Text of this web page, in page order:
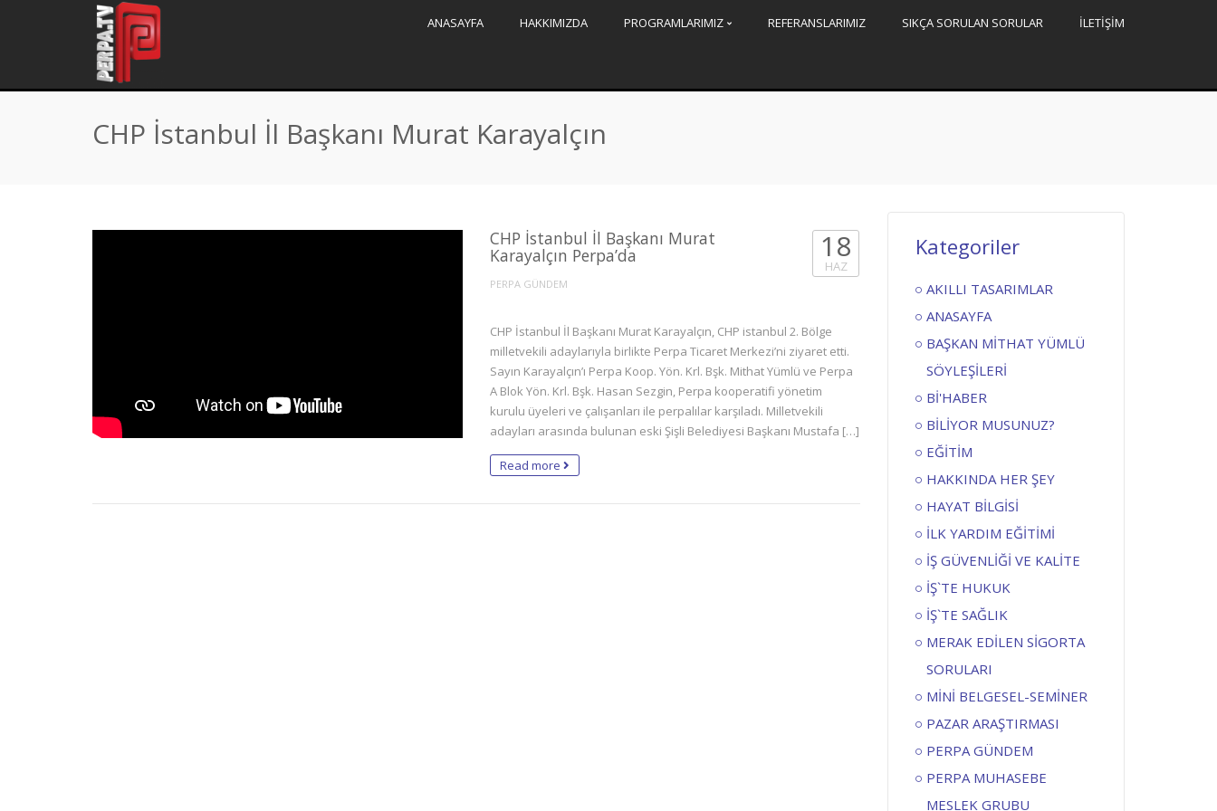
ANASAYFA HAKKIMIZDA PROGRAMLARIMIZ REFERANSLARIMIZ SIKÇA SORULAN SORULAR İLETİŞİM
Home
CHP İstanbul İl Başkanı Murat Karayalçın
CHP İstanbul İl Başkanı Murat
Karayalçın Perpa’da
PERPA GÜNDEM
18
HAZ
CHP İstanbul İl Başkanı Murat Karayalçın, CHP istanbul 2. Bölge
milletvekili adaylarıyla birlikte Perpa Ticaret Merkezi’ni ziyaret etti.
Sayın Karayalçın’ı Perpa Koop. Yön. Krl. Bşk. Mithat Yümlü ve Perpa
A Blok Yön. Krl. Bşk. Hasan Sezgin, Perpa kooperatifi yönetim
kurulu üyeleri ve çalışanları ile perpalılar karşıladı. Milletvekili
adayları arasında bulunan eski Şişli Belediyesi Başkanı Mustafa […]
Read more
Kategoriler
AKILLI TASARIMLAR
ANASAYFA
BAŞKAN MİTHAT YÜMLÜ
SÖYLEŞİLERİ
Bİ'HABER
BİLİYOR MUSUNUZ?
EĞİTİM
HAKKINDA HER ŞEY
HAYAT BİLGİSİ
İLK YARDIM EĞİTİMİ
İŞ GÜVENLİĞİ VE KALİTE
İŞ`TE HUKUK
İŞ`TE SAĞLIK
MERAK EDİLEN SİGORTA
SORULARI
MİNİ BELGESEL-SEMİNER
PAZAR ARAŞTIRMASI
PERPA GÜNDEM
PERPA MUHASEBE
MESLEK GRUBU